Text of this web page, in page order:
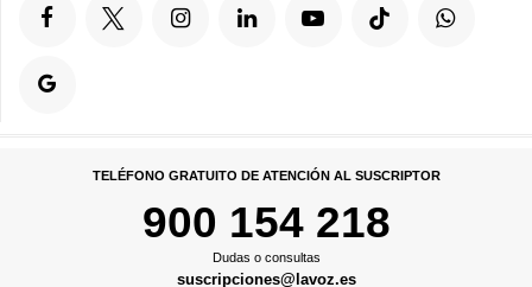
TELÉFONO GRATUITO DE ATENCIÓN AL SUSCRIPTOR
900 154 218
Dudas o consultas
suscripciones@lavoz.es